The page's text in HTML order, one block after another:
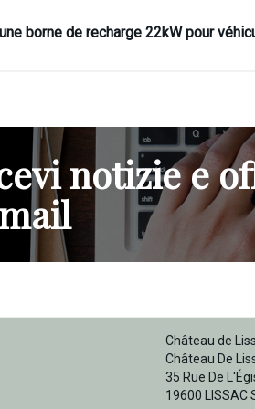
borne de recharge 22kW pour
notizie e
Château de
Château De
35 Rue De
19600 LISSAC